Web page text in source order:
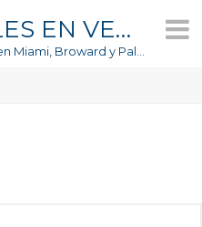
MIAMI INMUEBLES EN VENTA